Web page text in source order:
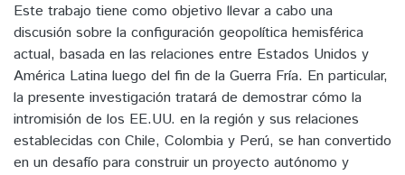
Este trabajo tiene como objetivo llevar a cabo una
discusión sobre la configuración geopolítica hemisférica
actual, basada en las relaciones entre Estados Unidos y
América Latina luego del fin de la Guerra Fría. En particular,
la presente investigación tratará de demostrar cómo la
intromisión de los EE.UU. en la región y sus relaciones
establecidas con Chile, Colombia y Perú, se han convertido
en un desafío para construir un proyecto autónomo y